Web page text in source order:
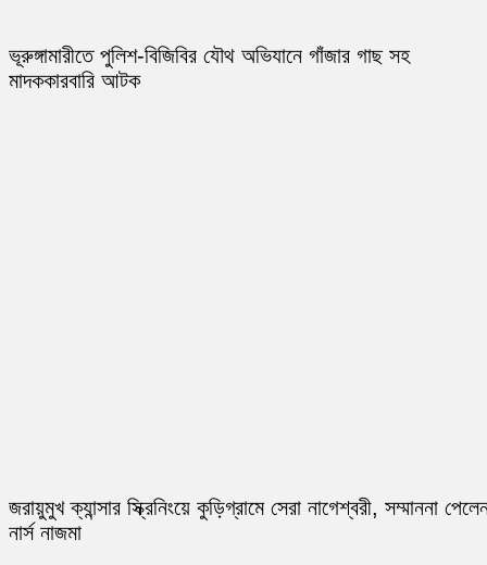
ভূরুঙ্গামারীতে পুলিশ-বিজিবির যৌথ অভিযানে গাঁজার গাছ সহ
মাদককারবারি আটক
জরায়ুমুখ ক্যান্সার স্ক্রিনিংয়ে কুড়িগ্রামে সেরা নাগেশ্বরী, সম্মাননা
নার্স নাজমা